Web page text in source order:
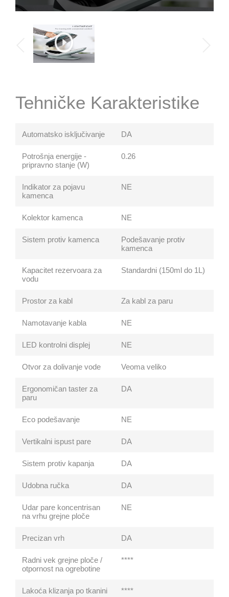
Tehničke Karakteristike
Automatsko isključivanje DA
Potrošnja energije -
pripravno stanje (W)
0.26
Indikator za pojavu
kamenca
NE
Kolektor kamenca NE
Sistem protiv kamenca
Podešavanje protiv
kamenca
Kapacitet rezervoara za
vodu
Standardni (150ml do 1L)
Prostor za kabl Za kabl za paru
Namotavanje kabla NE
LED kontrolni displej NE
Otvor za dolivanje vode Veoma veliko
Ergonomičan taster za
paru
DA
Eco podešavanje NE
Vertikalni ispust pare DA
Sistem protiv kapanja DA
Udobna ručka DA
Udar pare koncentrisan
na vrhu grejne ploče
NE
Precizan vrh DA
Radni vek grejne ploče /
otpornost na ogrebotine
****
Lakoća klizanja po tkanini ****